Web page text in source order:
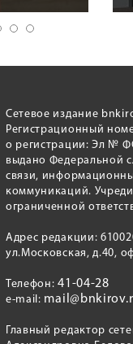
Сетевое издание
Регистрационный
о регистрации: Эл №
выдано Федеральной
связи,
коммуникаций.
ограниченной
Адрес редакции:
ул.Московская, д.40,
Телефон:41-04-28
e-mail:
Главный редактор